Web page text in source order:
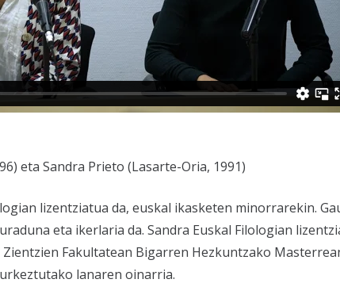
eta Sandra Prieto (Lasarte-Oria, 1991)
lizentziatua da, euskal ikasketen minorrarekin.
eta ikerlaria da. Sandra Euskal Filologian
Fakultatean Bigarren Hezkuntzako
lanaren oinarria.